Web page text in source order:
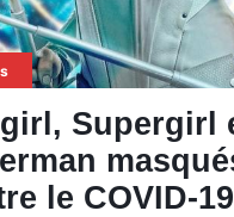
Supergirl
le COVID-19